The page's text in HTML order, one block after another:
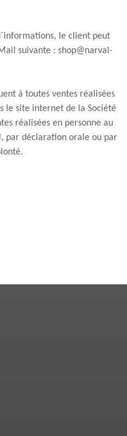
le client peut
suivante : shop@narval-
à toutes ventes réalisées
le site internet de la Société
réalisées en personne au
par déclaration orale ou par